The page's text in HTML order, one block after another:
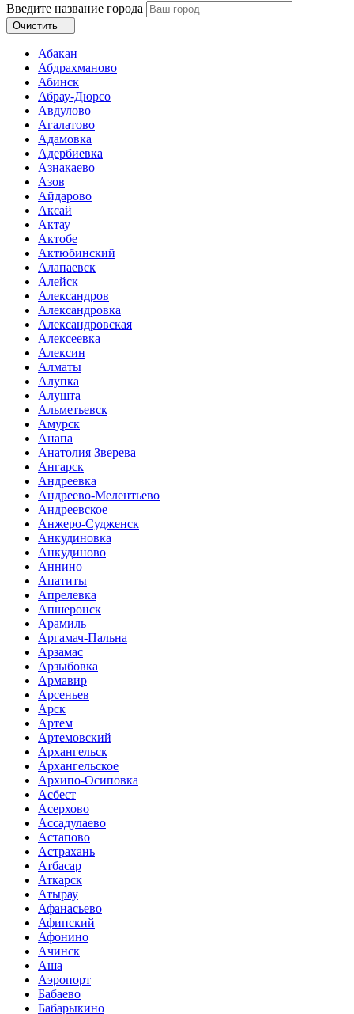
Введите название города
Очистить
Абакан
Абдрахманово
Абинск
Абрау-Дюрсо
Авдулово
Агалатово
Адамовка
Адербиевка
Азнакаево
Азов
Айдарово
Аксай
Актау
Актобе
Актюбинский
Алапаевск
Алейск
Александров
Александровка
Александровская
Алексеевка
Алексин
Алматы
Алупка
Алушта
Альметьевск
Амурск
Анапа
Анатолия Зверева
Ангарск
Андреевка
Андреево-Мелентьево
Андреевское
Анжеро-Судженск
Анкудиновка
Анкудиново
Аннино
Апатиты
Апрелевка
Апшеронск
Арамиль
Аргамач-Пальна
Арзамас
Арзыбовка
Армавир
Арсеньев
Арск
Артем
Артемовский
Архангельск
Архангельское
Архипо-Осиповка
Асбест
Асерхово
Ассадулаево
Астапово
Астрахань
Атбасар
Аткарск
Атырау
Афанасьево
Афипский
Афонино
Ачинск
Аша
Аэропорт
Бабаево
Бабарыкино